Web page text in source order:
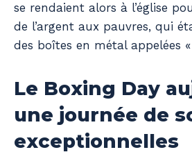
se rendaient alors à l’église
de l’argent aux pauvres, qui
des boîtes en métal appelées
Le Boxing Day
une journée de
exceptionnelles